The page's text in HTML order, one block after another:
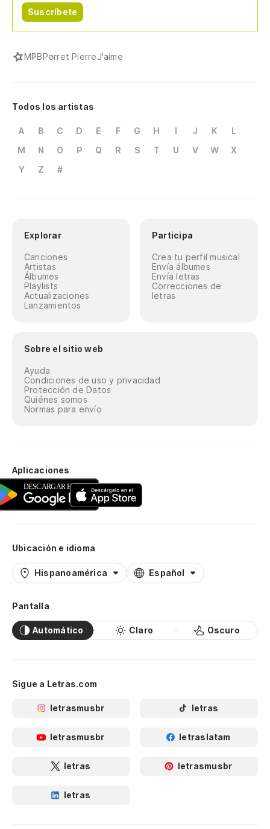
Suscríbete
MPBPerret PierreJ'aime
Todos los artistas
A B C D E F G H I J K
L
M
N O P Q R S T U V W
X
Y
Z #
Explorar
Canciones
Artistas
Álbumes
Playlists
Actualizaciones
Lanzamientos
Participa
Crea tu perfil musical
Envía álbumes
Envía letras
Correcciones de
letras
Sobre el sitio web
Ayuda
Condiciones de uso y privacidad
Protección de Datos
Quiénes somos
Normas para envío
Aplicaciones
Ubicación e idioma
Hispanoamérica Español
Pantalla
Automático Claro Oscuro
Sigue a Letras.com
letrasmusbr letras
letrasmusbr letraslatam
letras letrasmusbr
letras